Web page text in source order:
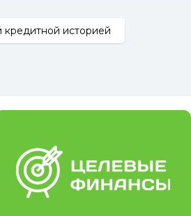
кредитной историей